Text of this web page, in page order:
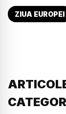
ZIUA EUROPEI